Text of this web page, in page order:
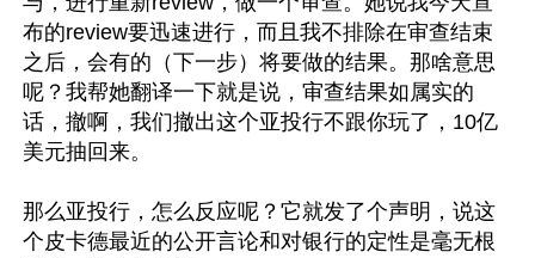
布的review要迅速进行，而且我不排除在审查结束
之后，会有的（下一步）将要做的结果。那啥意思
呢？我帮她翻译一下就是说，审查结果如属实的
话，撤啊，我们撤出这个亚投行不跟你玩了，10亿
美元抽回来。
那么亚投行，怎么反应呢？它就发了个声明，说这
个皮卡德最近的公开言论和对银行的定性是毫无根